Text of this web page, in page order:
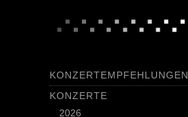
KONZERTEMPFEHLUNGEN
KONZERTE
2026